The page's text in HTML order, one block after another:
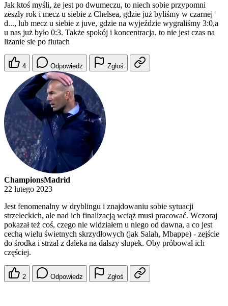
Jak ktoś myśli, że jest po dwumeczu, to niech sobie przypomni
zeszły rok i mecz u siebie z Chelsea, gdzie już byliśmy w czarnej
d..., lub mecz u siebie z juve, gdzie na wyjeździe wygraliśmy 3:0,a
u nas już było 0:3. Także spokój i koncentracja. to nie jest czas na
lizanie sie po fiutach
4 Odpowiedz Zgłoś
ChampionsMadrid
22 lutego 2023
Jest fenomenalny w dryblingu i znajdowaniu sobie sytuacji
strzeleckich, ale nad ich finalizacją wciąż musi pracować. Wczoraj
pokazał też coś, czego nie widziałem u niego od dawna, a co jest
cechą wielu świetnych skrzydłowych (jak Salah, Mbappe) - zejście
do środka i strzał z daleka na dalszy słupek. Oby próbował ich
częściej.
2 Odpowiedz Zgłoś